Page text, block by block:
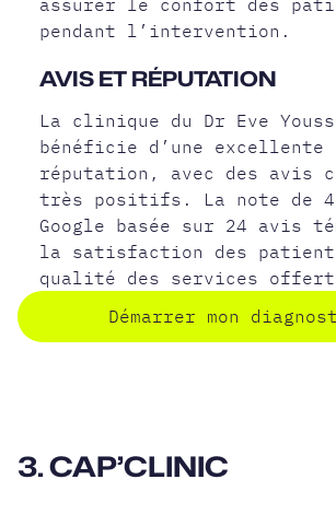
assurer le confort des
pendant l’intervention.
AVIS ET RÉPUTATION
La clinique du Dr Eve
bénéficie d’une excellente
réputation, avec des avis
très positifs. La note de
Google basée sur 24 avis
la satisfaction des
qualité des services
Démarrer mon
3. CAP’CLINIC